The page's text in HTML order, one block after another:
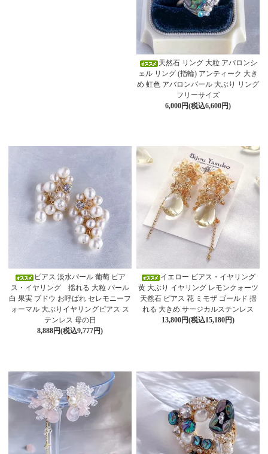
天然石 リング 大粒 アバロンシ
ェル リング (指輪) アンティーク 大き
め 虹色 アバロンパール 大ぶり リング
フリーサイズ
6,000円(税込6,600円)
ピアス 淡水パール 葡萄 ピア
ス・イヤリング 揺れる 大粒 パール
白 果実 ブドウ お呼ばれ セレモニーフ
ォーマル 大ぶりイヤリングピアス ス
テンレス 母の日
8,888円(税込9,777円)
イエロー ピアス・イヤリング
黄 大ぶり イヤリング レモンクォーツ
天然石 ピアス 花 ミモザ ゴールド 揺
れる 大きめ サージカルステンレス
13,800円(税込15,180円)